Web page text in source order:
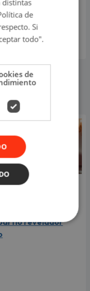
por un video de él
a cambio de una
Ahora reapareció
de tijeras.
está
de su
hijo? Mike Bahía
revelador
distintas
de
Si
todo".
de